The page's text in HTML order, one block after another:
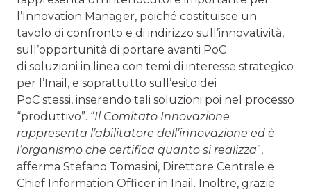
l’Innovation Manager, poiché costituisce un
tavolo di confronto e di indirizzo sull’innovatività,
sull’opportunità di portare avanti PoC
di soluzioni in linea con temi di interesse strategico
per l’Inail, e soprattutto sull’esito dei
PoC stessi, inserendo tali soluzioni poi nel processo
“produttivo”. “Il Comitato Innovazione
rappresenta l’abilitatore dell’innovazione ed è
l’organismo che certifica quanto si realizza”,
afferma Stefano Tomasini, Direttore Centrale e
Chief Information Officer in Inail. Inoltre, grazie